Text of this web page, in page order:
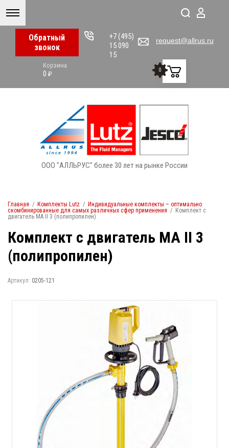
request@allrus.ru
+7 (495)
15 090
15
Обратный
звонок
0
Корзина
0 ₽
ООО "АЛЛЬРУС" более 30 лет на рынке России
Главная / Комплекты Lutz / Индивидуальные комплекты – оптимально
скомбинированные для самых различных сфер применения / Комплект с
двигатель MA II 3 (полипропилен)
Комплект с двигатель MA II 3
(полипропилен)
Артикул: 0205-121